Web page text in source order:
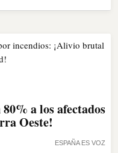
ESPAÑA ES VOZ
a los afectados
Oeste!